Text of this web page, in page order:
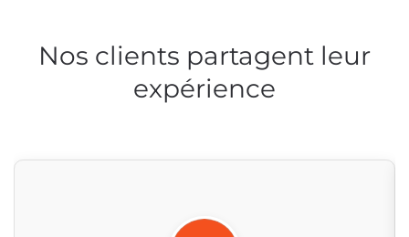
Nos clients partagent leur
expérience